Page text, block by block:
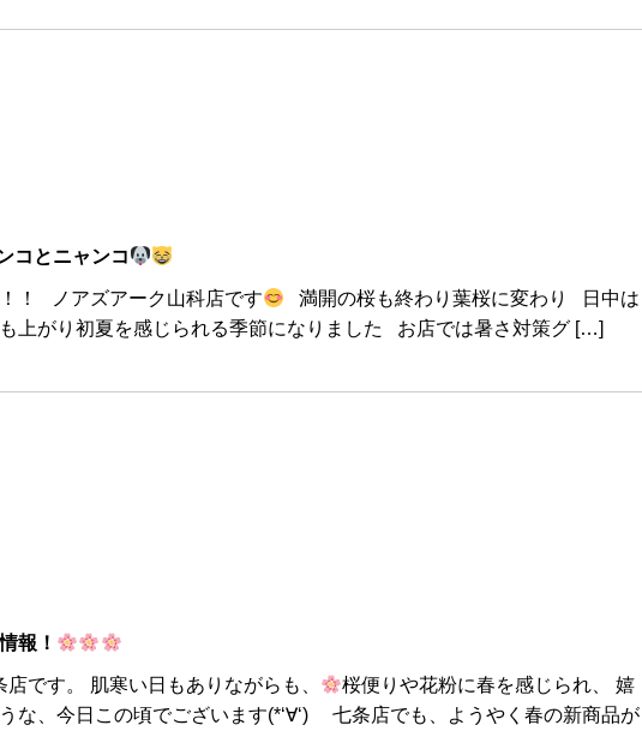
コとニャンコ
！ ノアズアーク山科店です
満開の桜も終わり葉桜に変わり 日中は
上がり初夏を感じられる季節になりました お店では暑さ対策グ […]
報！
です。 肌寒い日もありながらも、
桜便りや花粉に春を感じられ、 嬉
な、今日この頃でございます(*‘∀‘) 七条店でも、ようやく春の新商品が